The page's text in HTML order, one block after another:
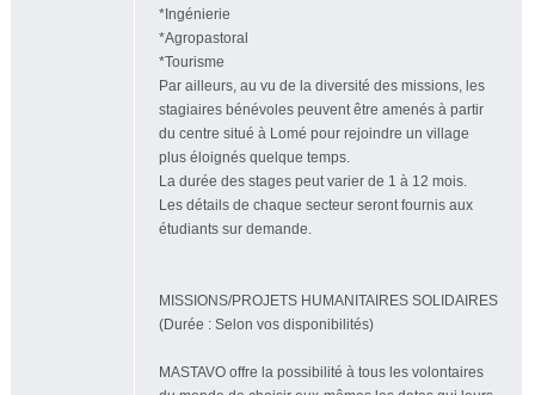
*Ingénierie
*Agropastoral
*Tourisme
Par ailleurs, au vu de la diversité des missions, les
stagiaires bénévoles peuvent être amenés à partir
du centre situé à Lomé pour rejoindre un village
plus éloignés quelque temps.
La durée des stages peut varier de 1 à 12 mois.
Les détails de chaque secteur seront fournis aux
étudiants sur demande.
MISSIONS/PROJETS HUMANITAIRES SOLIDAIRES
(Durée : Selon vos disponibilités)
MASTAVO offre la possibilité à tous les volontaires